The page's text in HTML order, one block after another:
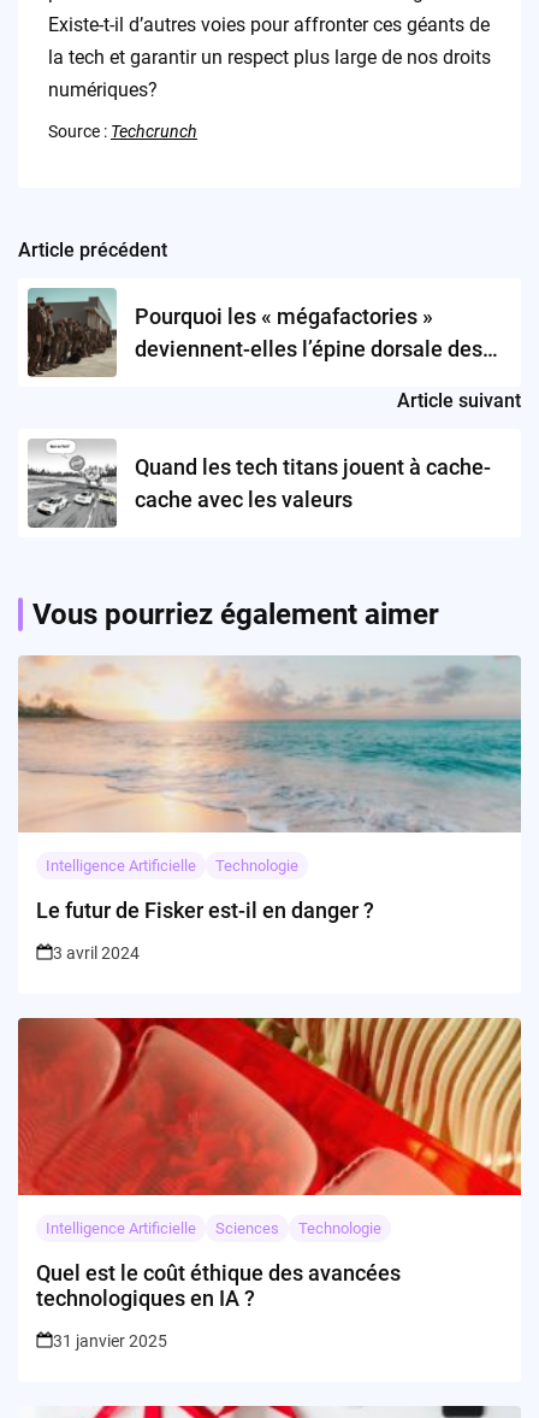
Existe-t-il d’autres voies pour affronter ces géants de
la tech et garantir un respect plus large de nos droits
numériques?
Source : Techcrunch
Post
navigation
Article précédent
Pourquoi les « mégafactories »
deviennent-elles l’épine dorsale des
Article suivant
Quand les tech titans jouent à cache-
cache avec les valeurs
Vous pourriez également aimer
Intelligence Artificielle Technologie
Le futur de Fisker est-il en danger ?
3 avril 2024
Intelligence Artificielle Sciences Technologie
Quel est le coût éthique des avancées
technologiques en IA ?
31 janvier 2025